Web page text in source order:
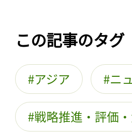
この記事のタグ
アジア ニ
戦略推進・評価